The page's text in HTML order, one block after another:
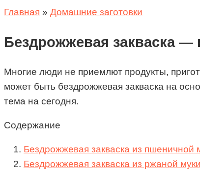
Главная » Домашние заготовки
Бездрожжевая закваска —
Многие люди не приемлют продукты,
может быть бездрожжевая закваска на
тема на сегодня.
Содержание
Бездрожжевая закваска из пшеничной
Бездрожжевая закваска из ржаной муки